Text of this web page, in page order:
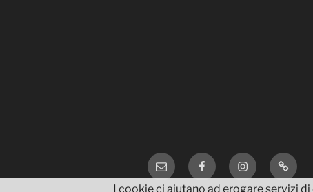
Email FacebookInstagram
I cookie ci aiutano ad erogare servizi